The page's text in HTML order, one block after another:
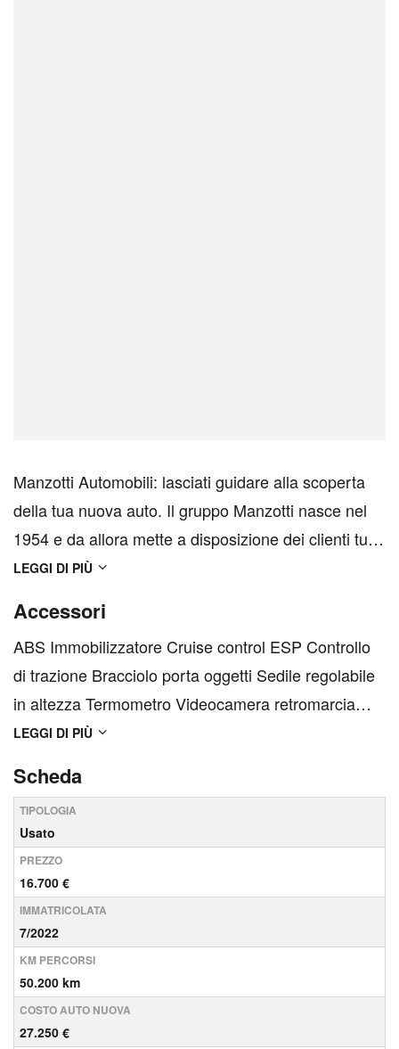
Manzotti Automobili: lasciati guidare alla scoperta
della tua nuova auto. Il gruppo Manzotti nasce nel
1954 e da allora mette a disposizione dei clienti tutta
l'esperienza di consulenti e meccanici in oltre 8 sedi
verificata in ogni dettaglio: dal c...
LEGGI DI PIÙ
Accessori
ABS Immobilizzatore Cruise control ESP Controllo
di trazione Bracciolo porta oggetti Sedile regolabile
in altezza Termometro Videocamera retromarcia
Barre porta tutto ASR Parasole ISOFIX Specchi
Ripartitore elettronico di frenata Cruise...
LEGGI DI PIÙ
Scheda
TIPOLOGIA
Usato
PREZZO
16.700 €
IMMATRICOLATA
7/2022
KM PERCORSI
50.200 km
COSTO AUTO NUOVA
27.250 €